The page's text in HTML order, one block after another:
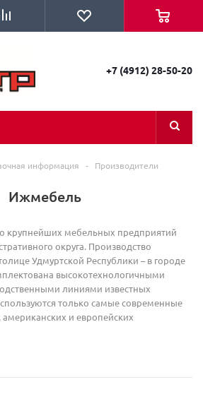
+7 (4912) 28-50-20
информация - Производители
Ижмебель
крупнейших мебельных предприятий
округа. Производство
Удмуртской Республики – в городе
высокотехнологичными
линиями известных
только самые современные
и европейских